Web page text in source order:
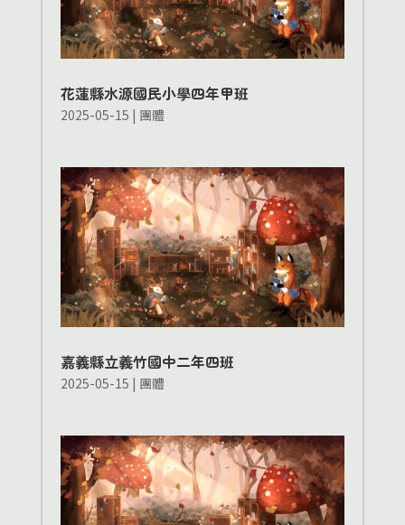
花蓮縣水源國民小學四年甲班
2025-05-15 | 團體
嘉義縣立義竹國中二年四班
2025-05-15 | 團體